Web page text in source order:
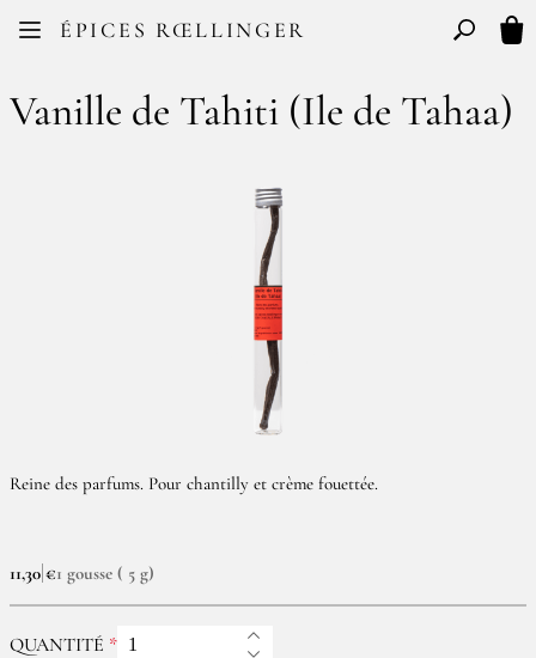
ÉPICES RŒLLINGER
FR EN Basculer
Vanille de Tahiti (Ile de Tahaa)
Reine des parfums. Pour chantilly et crème fouettée.
11,30 €1 gousse ( 5 g)
QUANTITÉ